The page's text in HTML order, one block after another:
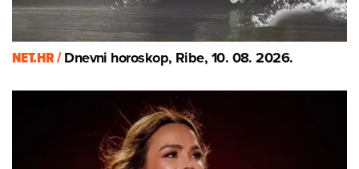
NET.HR /Dnevni horoskop, Ribe, 10. 08. 2026.